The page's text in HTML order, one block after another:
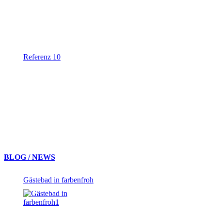
Referenz 10
BLOG / NEWS
Gästebad in farbenfroh